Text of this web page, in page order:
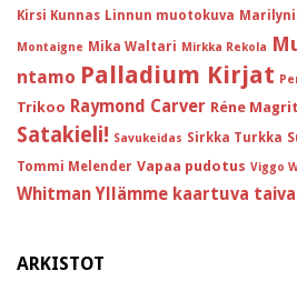
Kirsi Kunnas Linnun muotokuva
Montaigne Mika Waltari Mirkka Rekola
ntamo Palladium Kirjat
Trikoo Raymond Carver Réne
Satakieli! Savukeidas Sirkka Turkka
Tommi Melender Vapaa pudotus Viggo
Whitman Yllämme kaartuva
ARKISTOT